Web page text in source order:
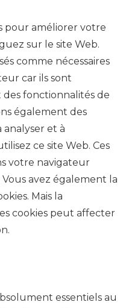
pour améliorer votre
sur le site Web.
comme nécessaires
car ils sont
fonctionnalités de
également des
analyser et à
ce site Web. Ces
votre navigateur
avez également la
Mais la
cookies peut affecter
essentiels au